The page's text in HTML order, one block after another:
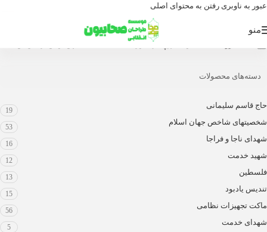
عبور به ناوبری رفتن به محتوای اصلی
منو
محصولات برچسب خورده “ماکت استند شهید وحید زمانی نیا”
دسته‌های محصولات
حاج قاسم سلیمانی
19
شخصیتهای شاخص جهان اسلام
53
شهدای ناجا و فراجا
16
شهید خدمت
12
فلسطین
13
تندیس یادبود
15
ماکت تجهیزات نظامی
56
شهدای خدمت
5